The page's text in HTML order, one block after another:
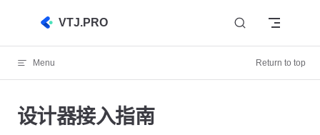
Skip to contentVTJ.PRO
Menu Return to top
设计器接入指南